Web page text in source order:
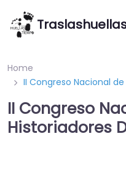
Saltar
contenido
Home
II Congreso Nacional
II Congreso
Historiadores